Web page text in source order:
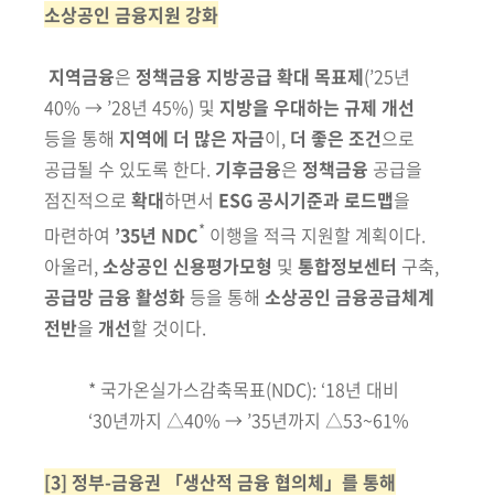
소상공인 금융지원 강화
지역금융은 정책금융 지방공급 확대 목표제(’25년
40% → ’28년 45%) 및 지방을 우대하는 규제 개선
등을 통해 지역에 더 많은 자금이, 더 좋은 조건으로
공급될 수 있도록 한다. 기후금융은 정책금융 공급을
점진적으로 확대하면서 ESG 공시기준과 로드맵을
마련하여 ’35년 NDC* 이행을 적극 지원할 계획이다.
아울러,소상공인 신용평가모형 및 통합정보센터 구축,
공급망 금융 활성화 등을 통해 소상공인 금융공급체계
전반을 개선할 것이다.
* 국가온실가스감축목표(NDC): ‘18년 대비
‘30년까지 △40% → ’35년까지 △53~61%
[3] 정부-금융권 「생산적 금융 협의체」를 통해